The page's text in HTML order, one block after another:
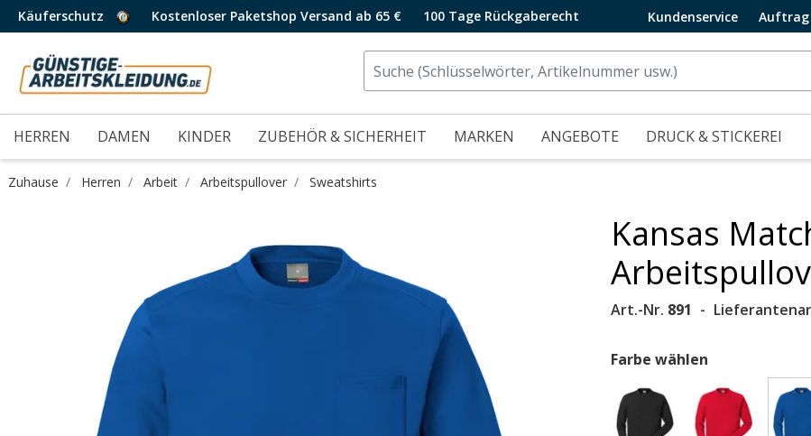
Käuferschutz Kostenloser Paketshop Versand ab 65 € 100 Tage Rückgaberecht Kundenservice Auftrag
HERREN DAMEN KINDER ZUBEHÖR & SICHERHEIT MARKEN ANGEBOTE DRUCK & STICKEREI
Zuhause Herren Arbeit Arbeitspullover Sweatshirts
Kansas
Art.-Nr. 891
Farbe wählen